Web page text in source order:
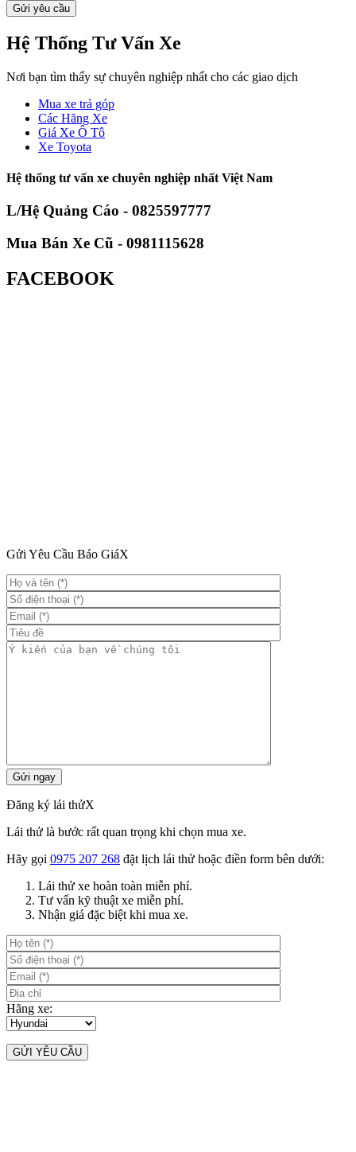
Hệ Thống Tư Vấn Xe
Nơi bạn tìm thấy sự chuyên nghiệp nhất cho các giao dịch
Mua xe trả góp
Các Hãng Xe
Giá Xe Ô Tô
Xe Toyota
Hệ thống tư vấn xe chuyên nghiệp nhất Việt Nam
L/Hệ Quảng Cáo - 0825597777
Mua Bán Xe Cũ - 0981115628
FACEBOOK
Gửi Yêu Cầu Báo GiáX
Đăng ký lái thửX
Lái thử là bước rất quan trọng khi chọn mua xe.
Hãy gọi 0975 207 268 đặt lịch lái thử hoặc điền form bên dưới:
Lái thử xe hoàn toàn miễn phí.
Tư vấn kỹ thuật xe miễn phí.
Nhận giá đặc biệt khi mua xe.
Hãng xe: